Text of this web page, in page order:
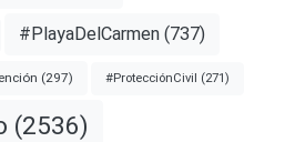
#PlayaDelCarmen (737)
(297) #ProtecciónCivil (271)
(2536)